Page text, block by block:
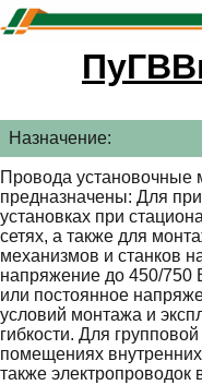
Назначение:
Провода установочные
предназначены: Для
установках при
сетях, а также для
механизмов и станков
напряжение до 450/750
или постоянное
условий монтажа и
гибкости. Для
помещениях
также